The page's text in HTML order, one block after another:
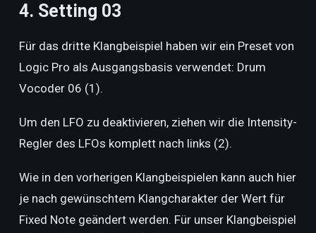
4. Setting 03
Für das dritte Klangbeispiel haben wir ein Preset von
Logic Pro als Ausgangsbasis verwendet: Drum
Vocoder 06 (1).
Um den LFO zu deaktivieren, ziehen wir die Intensity-
Regler des LFOs komplett nach links (2).
Wie in den vorherigen Klangbeispielen kann auch hier
je nach gewünschtem Klangcharakter der Wert für
Fixed Note geändert werden. Für unser Klangbeispiel